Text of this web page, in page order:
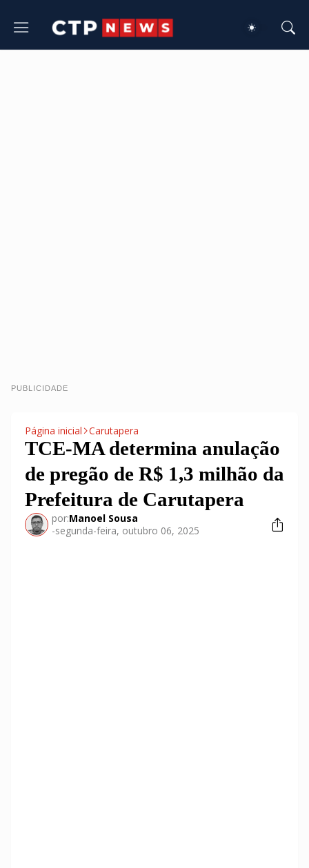
PUBLICIDADE
Página inicial Carutapera
TCE-MA determina anulação
de pregão de R$ 1,3 milhão da
Prefeitura de Carutapera
por:Manoel Sousa
-segunda-feira, outubro 06, 2025